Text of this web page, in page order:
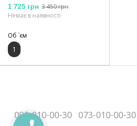
1 725 грн 3 450 грн
Немає в наявності
Об `єм
1
095-010-00-30 073-010-00-30